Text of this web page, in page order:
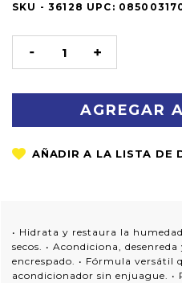
OUT
SKU - 36128 UPC:
DISMINUIR
LA
AUMENTAR
LA
• Hidrata y restaura la
secos. • Acondiciona,
encrespado. • Fórmula
acondicionador sin enjuague.